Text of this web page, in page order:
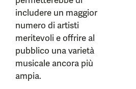
includere un maggior
numero di artisti
meritevoli e offrire al
pubblico una varietà
musicale ancora più
ampia.